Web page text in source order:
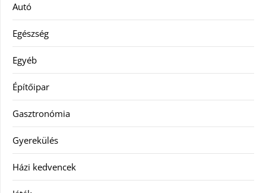
Autó
Egészség
Egyéb
Építőipar
Gasztronómia
Gyerekülés
Házi kedvencek